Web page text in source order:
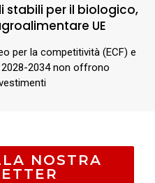
stabili per il biologico,
UE
per la competitività (ECF) e
2034 non offrono
NOSTRA